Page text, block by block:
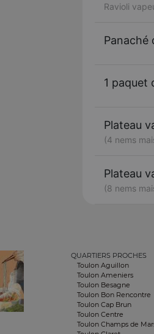
Ravioli
Panaché
1 paquet
Plateau
(4 nems
Plateau
(8 nems
QUARTIERS PROCHES
Toulon Aguillon
Toulon Ameniers
Toulon Besagne
Toulon Bon Rencontre
Toulon Cap Brun
Toulon Centre
Toulon Champs de